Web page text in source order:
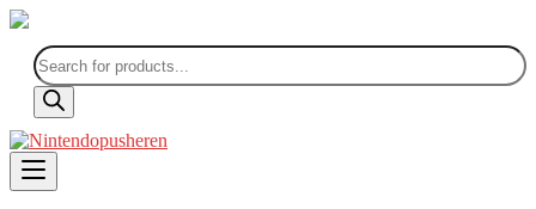
Products
search
Skip
to
content